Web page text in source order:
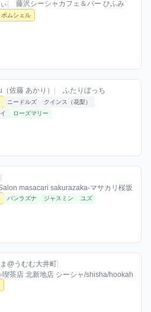
/ お店シーシャ / 2026年3月28日
藤沢シーシャカフェ＆バー ひふみ
ーバー
ボムシェル
ムシェルミックスを見る
佐藤 あかり） / お店シーシャ /
佐藤 あかり） ふたりぼっち
ーバー
ニードルズ
クインス（花梨）
ローズマリー
スを見る
店シーシャ / 2026年1月6日
masacari sakurazaka-マサカリ桜坂
バー
パンラズナ ジャスミン ユズ
ボムシェルミックスを見る
@うむむ大井町 / お店シーシャ /
@うむむ大井町
喫茶店 北新地店 シーシャ/shisha/hookah
ーバー